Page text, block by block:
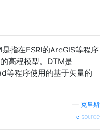
指在ESRI的ArcGIS等程序
高程模型。DTM是
等程序使用的基于矢量的
克里斯
source